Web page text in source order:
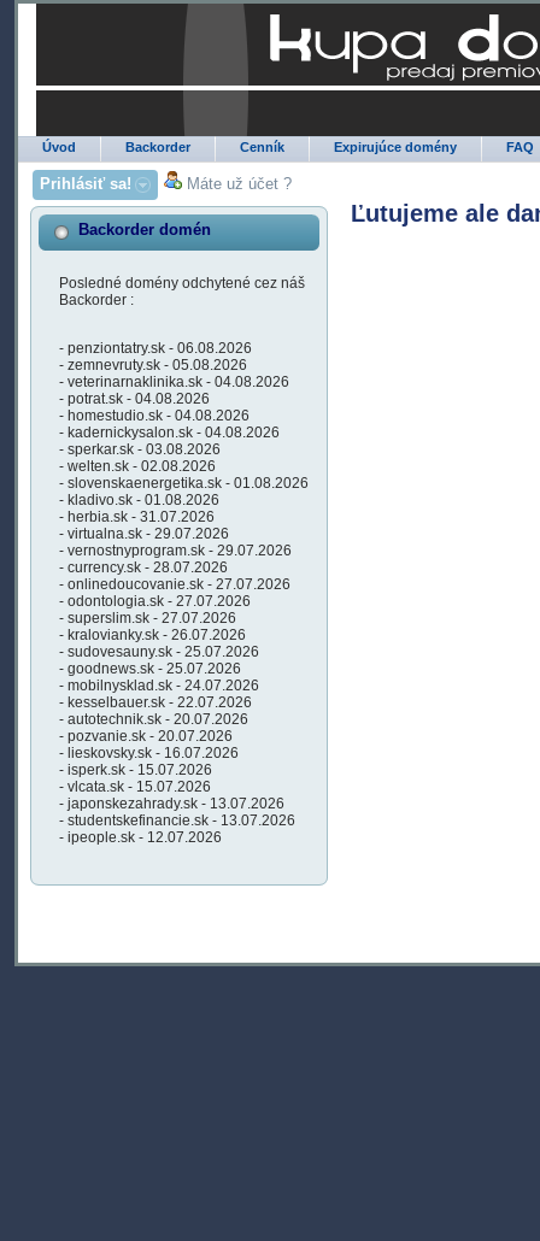
Úvod Backorder Cenník Expirujúce domény FAQ
Prihlásiť sa! Máte už účet ?
Backorder domén
Posledné domény odchytené cez náš
Backorder :
- penziontatry.sk - 06.08.2026
- zemnevruty.sk - 05.08.2026
- veterinarnaklinika.sk - 04.08.2026
- potrat.sk - 04.08.2026
- homestudio.sk - 04.08.2026
- kadernickysalon.sk - 04.08.2026
- sperkar.sk - 03.08.2026
- welten.sk - 02.08.2026
- slovenskaenergetika.sk - 01.08.2026
- kladivo.sk - 01.08.2026
- herbia.sk - 31.07.2026
- virtualna.sk - 29.07.2026
- vernostnyprogram.sk - 29.07.2026
- currency.sk - 28.07.2026
- onlinedoucovanie.sk - 27.07.2026
- odontologia.sk - 27.07.2026
- superslim.sk - 27.07.2026
- kralovianky.sk - 26.07.2026
- sudovesauny.sk - 25.07.2026
- goodnews.sk - 25.07.2026
- mobilnysklad.sk - 24.07.2026
- kesselbauer.sk - 22.07.2026
- autotechnik.sk - 20.07.2026
- pozvanie.sk - 20.07.2026
- lieskovsky.sk - 16.07.2026
- isperk.sk - 15.07.2026
- vlcata.sk - 15.07.2026
- japonskezahrady.sk - 13.07.2026
- studentskefinancie.sk - 13.07.2026
- ipeople.sk - 12.07.2026
Ľutujeme ale